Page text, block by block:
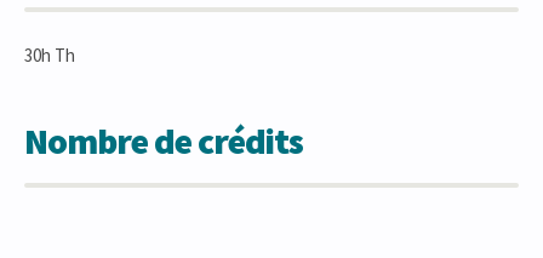
30h Th
Nombre de crédits